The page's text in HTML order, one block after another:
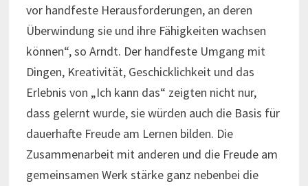
vor handfeste Herausforderungen, an deren
Überwindung sie und ihre Fähigkeiten wachsen
können“, so Arndt. Der handfeste Umgang mit
Dingen, Kreativität, Geschicklichkeit und das
Erlebnis von „Ich kann das“ zeigten nicht nur,
dass gelernt wurde, sie würden auch die Basis für
dauerhafte Freude am Lernen bilden. Die
Zusammenarbeit mit anderen und die Freude am
gemeinsamen Werk stärke ganz nebenbei die